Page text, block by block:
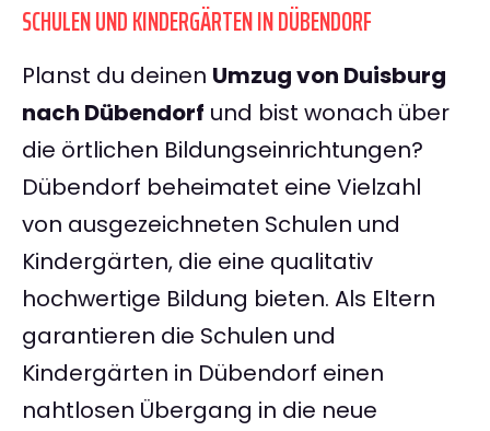
SCHULEN UND KINDERGÄRTEN IN DÜBENDORF
Planst du deinen Umzug von Duisburg
nach Dübendorf und bist wonach über
die örtlichen Bildungseinrichtungen?
Dübendorf beheimatet eine Vielzahl
von ausgezeichneten Schulen und
Kindergärten, die eine qualitativ
hochwertige Bildung bieten. Als Eltern
garantieren die Schulen und
Kindergärten in Dübendorf einen
nahtlosen Übergang in die neue